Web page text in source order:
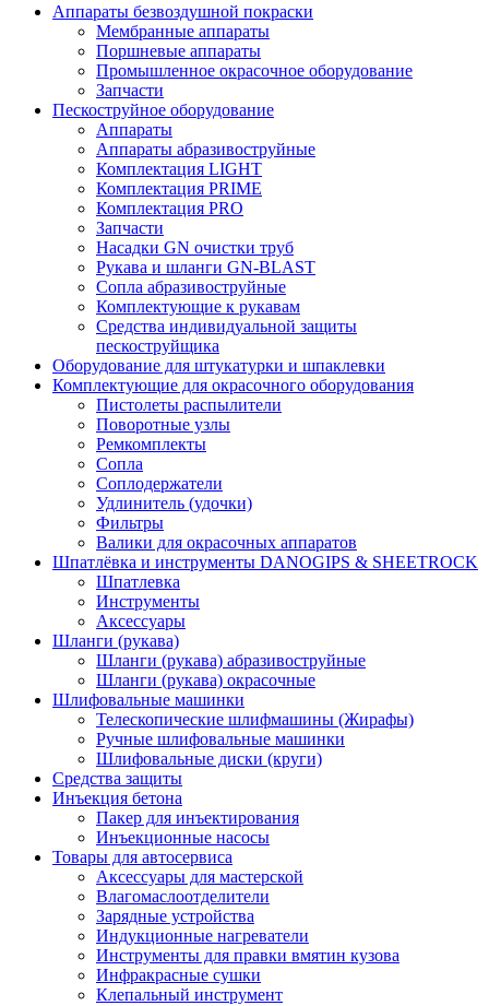
Аппараты безвоздушной покраски
Мембранные аппараты
Поршневые аппараты
Промышленное окрасочное оборудование
Запчасти
Пескоструйное оборудование
Аппараты
Аппараты абразивоструйные
Комплектация LIGHT
Комплектация PRIME
Комплектация PRO
Запчасти
Насадки GN очистки труб
Рукава и шланги GN-BLAST
Сопла абразивоструйные
Комплектующие к рукавам
Средства индивидуальной защиты
пескоструйщика
Оборудование для штукатурки и шпаклевки
Комплектующие для окрасочного оборудования
Пистолеты распылители
Поворотные узлы
Ремкомплекты
Сопла
Соплодержатели
Удлинитель (удочки)
Фильтры
Валики для окрасочных аппаратов
Шпатлёвка и инструменты DANOGIPS & SHEETROCK
Шпатлевка
Инструменты
Аксессуары
Шланги (рукава)
Шланги (рукава) абразивоструйные
Шланги (рукава) окрасочные
Шлифовальные машинки
Телескопические шлифмашины (Жирафы)
Ручные шлифовальные машинки
Шлифовальные диски (круги)
Средства защиты
Инъекция бетона
Пакер для инъектирования
Инъекционные насосы
Товары для автосервиса
Аксессуары для мастерской
Влагомаслоотделители
Зарядные устройства
Индукционные нагреватели
Инструменты для правки вмятин кузова
Инфракрасные сушки
Клепальный инструмент